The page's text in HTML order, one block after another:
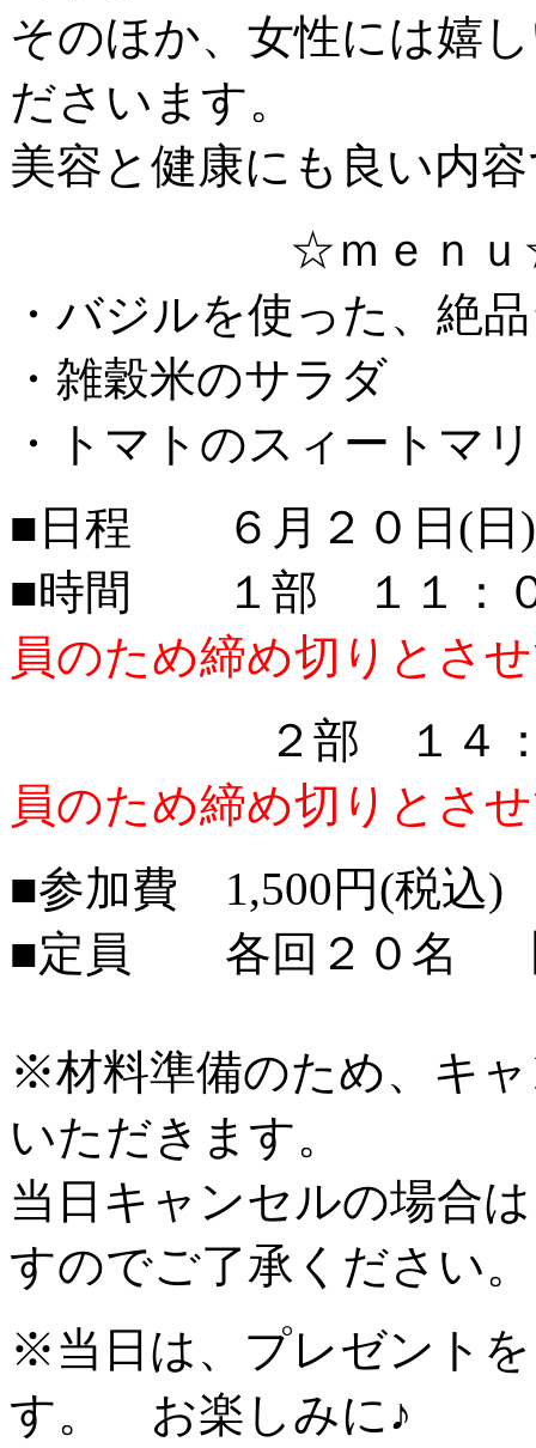
そのほか、女性には嬉
ださいます。
美容と健康にも良い内
☆ｍｅｎｕ
・バジルを使った、絶
・雑穀米のサラダ
・トマトのスィートマ
■日程 ６月２０日(日)
■時間 １部 １１：０
員のため締め切りとさ
２部 １４：００
員のため締め切りとさ
■参加費 1,500円(税込)
■定員 各回２０名 【
※材料準備のため、キ
いただきます。
当日キャンセルの場合
すのでご了承ください。
※当日は、プレゼント
す。 お楽しみに♪